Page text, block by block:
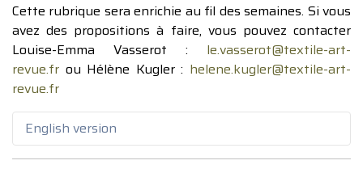
Cette rubrique sera enrichie au fil des semaines. Si vous
avez des propositions à faire, vous pouvez contacter
Louise-Emma Vasserot : le.vasserot@textile-art-
revue.fr ou Hélène Kugler : helene.kugler@textile-art-
revue.fr
English version